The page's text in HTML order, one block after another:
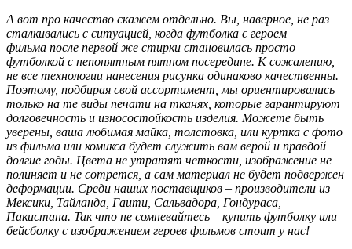
А вот про качество скажем отдельно. Вы, наверное, не раз
сталкивались с ситуацией, когда футболка с героем
фильма после первой же стирки становилась просто
футболкой с непонятным пятном посередине. К сожалению,
не все технологии нанесения рисунка одинаково качественны.
Поэтому, подбирая свой ассортимент, мы ориентировались
только на те виды печати на тканях, которые гарантируют
долговечность и износостойкость изделия. Можете быть
уверены, ваша любимая майка, толстовка, или куртка с фото
из фильма или комикса будет служить вам верой и правдой
долгие годы. Цвета не утратят четкости, изображение не
полиняет и не сотрется, а сам материал не будет подвержен
деформации. Среди наших поставщиков – производители из
Мексики, Тайланда , Гаити, Сальвадора, Гондураса,
Пакистана. Так что не сомневайтесь – купить футболку или
бейсболку с изображением героев фильмов стоит у нас!